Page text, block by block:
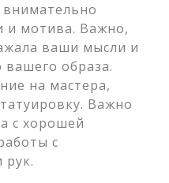
и мотива. Важно,
ваши мысли и
вашего образа.
на мастера,
Важно
с хорошей
с
рук.